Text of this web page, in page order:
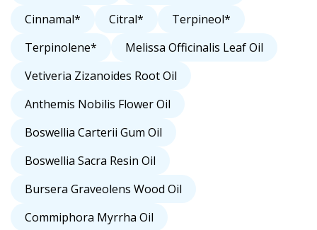
Cinnamal*
Citral*
Terpineol*
Terpinolene*
Melissa Officinalis Leaf Oil
Vetiveria Zizanoides Root Oil
Anthemis Nobilis Flower Oil
Boswellia Carterii Gum Oil
Boswellia Sacra Resin Oil
Bursera Graveolens Wood Oil
Commiphora Myrrha Oil